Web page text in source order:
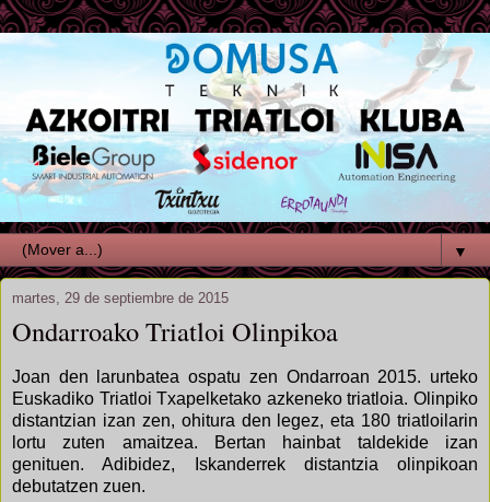
▼
martes, 29 de septiembre de 2015
Ondarroako Triatloi Olinpikoa
Joan den larunbatea ospatu zen Ondarroan 2015. urteko
Euskadiko Triatloi Txapelketako azkeneko triatloia. Olinpiko
distantzian izan zen, ohitura den legez, eta 180 triatloilarin
lortu zuten amaitzea. Bertan hainbat taldekide izan
genituen. Adibidez, Iskanderrek distantzia olinpikoan
debutatzen zuen.